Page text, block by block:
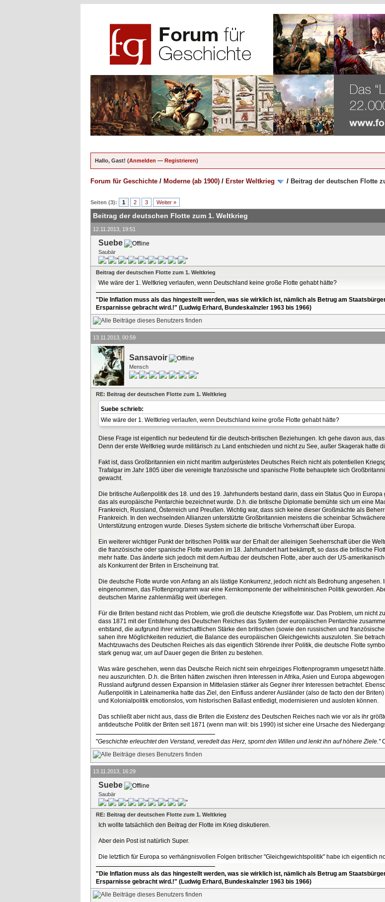
Hallo, Gast! (Anmelden — Registrieren)
Forum für Geschichte / Moderne (ab 1900) / Erster Weltkrieg / Beitrag der deutschen Flotte
Seiten (3): 1 2 3 Weiter »
Beitrag der deutschen Flotte zum 1. Weltkrieg
12.11.2013, 19:51
Suebe
Saubär
Beitrag der deutschen Flotte zum 1. Weltkrieg
Wie wäre der 1. Weltkrieg verlaufen, wenn Deutschland keine große Flotte gehabt hätte?
"Die Inflation muss als das hingestellt werden, was sie wirklich ist, nämlich als Betrug am
Ersparnisse gebracht wird.!" (Ludwig Erhard, Bundeskalnzler 1963 bis 1966)
13.11.2013, 00:59
Sansavoir
Mensch
RE: Beitrag der deutschen Flotte zum 1. Weltkrieg
Suebe schrieb:
Wie wäre der 1. Weltkrieg verlaufen, wenn Deutschland keine große Flotte gehabt hätte?
Diese Frage ist eigentlich nur bedeutend für die deutsch-britischen Beziehungen. Ich gehe davon aus,
Denn der erste Weltkrieg wurde militärisch zu Land entschieden und nicht zu See, außer Skagerak hatte
Fakt ist, dass Großbritannien ein nicht maritim aufgerüstetes Deutsches Reich nicht als potentiellen
Trafalgar im Jahr 1805 über die vereinigte französische und spanische Flotte behauptete sich
gewacht.
Die britische Außenpolitik des 18. und des 19. Jahrhunderts bestand darin, dass ein Status Quo in
das als europäische Pentarchie bezeichnet wurde. D.h. die britische Diplomatie bemühte sich um eine
Frankreich, Russland, Österreich und Preußen. Wichtig war, dass sich keine dieser Großmächte als
Frankreich. In den wechselnden Allianzen unterstützte Großbritannien meistens die scheinbar
Unterstützung entzogen wurde. Dieses System sicherte die britische Vorherrschaft über Europa.
Ein weiterer wichtiger Punkt der britischen Politik war der Erhalt der alleinigen Seeherrschaft über die
die französische oder spanische Flotte wurden im 18. Jahrhundert hart bekämpft, so dass die britische
mehr hatte. Das änderte sich jedoch mit dem Aufbau der deutschen Flotte, aber auch der US-
als Konkurrent der Briten in Erscheinung trat.
Die deutsche Flotte wurde von Anfang an als lästige Konkurrenz, jedoch nicht als Bedrohung
eingenommen, das Flottenprogramm war eine Kernkomponente der wilhelminischen Politik geworden.
deutschen Marine zahlenmäßig weit überlegen.
Für die Briten bestand nicht das Problem, wie groß die deutsche Kriegsflotte war. Das Problem, um nicht
dass 1871 mit der Entstehung des Deutschen Reiches das System der europäischen Pentarchie
entstand, die aufgrund ihrer wirtschaftlichen Stärke den britischen (sowie den russischen und
sahen ihre Möglichkeiten reduziert, die Balance des europäischen Gleichgewichts auszuloten. Sie
Machtzuwachs des Deutschen Reiches als das eigentlich Störende ihrer Politik, die deutsche Flotte
stark genug war, um auf Dauer gegen die Briten zu bestehen.
Was wäre geschehen, wenn das Deutsche Reich nicht sein ehrgeiziges Flottenprogramm umgesetzt
neu auszurichten. D.h. die Briten hätten zwischen ihren Interessen in Afrika, Asien und Europa
Russland aufgrund dessen Expansion in Mittelasien stärker als Gegner ihrer Interessen betrachtet.
Außenpolitik in Lateinamerika hatte das Ziel, den Einfluss anderer Ausländer (also de facto den der
und Kolonialpolitik emotionslos, vom historischen Ballast entledigt, modernisieren und ausloten können.
Das schließt aber nicht aus, dass die Briten die Existenz des Deutschen Reiches nach wie vor als ihr
antideutsche Politik der Briten seit 1871 (wenn man will: bis 1990) ist sicher eine Ursache des
"Geschichte erleuchtet den Verstand, veredelt das Herz, spornt den Willen und lenkt ihn auf höhere Ziele."
13.11.2013, 16:29
Suebe
Saubär
RE: Beitrag der deutschen Flotte zum 1. Weltkrieg
Ich wollte tatsächlich den Beitrag der Flotte im Krieg diskutieren.
Aber dein Post ist natürlich Super.
Die letztlich für Europa so verhängnisvollen Folgen britischer "Gleichgewichtspolitik" habe ich eigentlich
"Die Inflation muss als das hingestellt werden, was sie wirklich ist, nämlich als Betrug am
Ersparnisse gebracht wird.!" (Ludwig Erhard, Bundeskalnzler 1963 bis 1966)